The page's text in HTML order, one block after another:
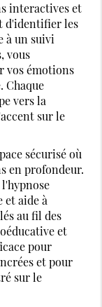
interactives et
d'identifier les
à un suivi
vous
vos émotions
Chaque
vers la
sur le
sécurisé où
en profondeur.
et aide à
au fil des
et
pour
et pour
sur le